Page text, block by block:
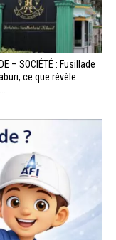
– SOCIÉTÉ : Fusillade
ce que révèle